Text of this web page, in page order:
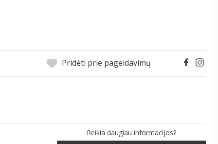
Pridėti prie pageidavimų
Reikia daugiau informacijos?